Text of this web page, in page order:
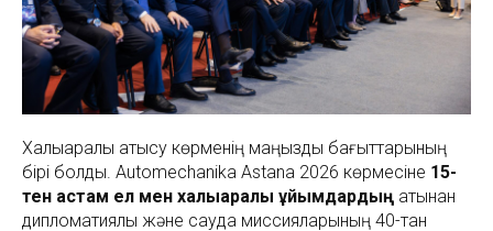
Халықаралық қатысу көрменің маңызды бағыттарының
бірі болды. Automechanika Astana 2026 көрмесіне 15-
тен астам ел мен халықаралық ұйымдардың атынан
дипломатиялық және сауда миссияларының 40-тан